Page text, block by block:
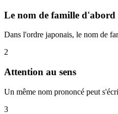
Le nom de famille d'abord
Dans l'ordre japonais, le nom de
2
Attention au sens
Un même nom prononcé peut
3